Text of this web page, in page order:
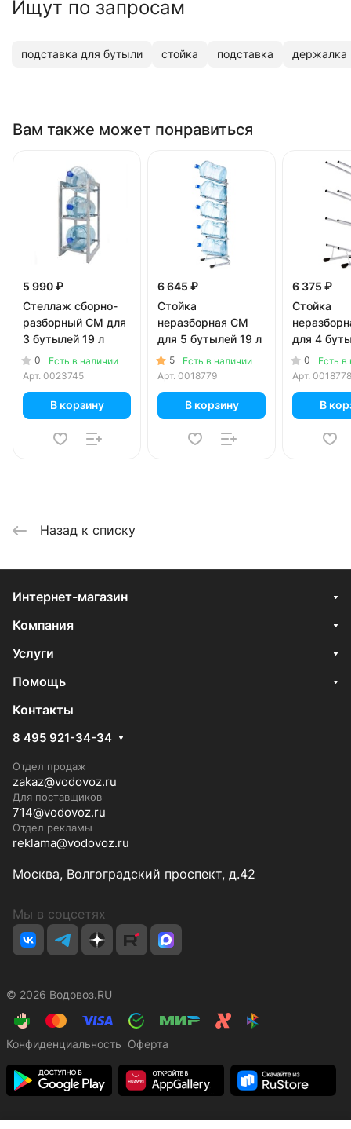
Ищут по запросам
подставка для бутыли стойка подставка держалка
Вам также может понравиться
5 990 ₽
Стеллаж сборно-
разборный СМ для
3 бутылей 19 л
0
Есть в наличии
Арт. 0023745
В корзину
6 645 ₽
Стойка
неразборная СМ
для 5 бутылей 19 л
5
Есть в наличии
Арт. 0018779
В корзину
6 375 ₽
Стойка
для 4
0
Есть в
Арт. 0018778
В
Назад к списку
Интернет-магазин
Компания
Услуги
Помощь
Контакты
8 495 921-34-34
Отдел продаж
zakaz@vodovoz.ru
Для поставщиков
714@vodovoz.ru
Отдел рекламы
reklama@vodovoz.ru
Москва, Волгоградский проспект, д.42
Мы в соцсетях
© 2026 Водовоз.RU
Конфиденциальность Оферта